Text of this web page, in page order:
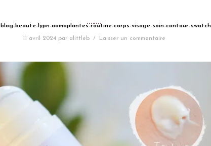
beaute-lypn-aomaplantes-routine-corps-visage-soin-contour-swatch
11 avril 2024 par alittleb / Laisser un commentaire